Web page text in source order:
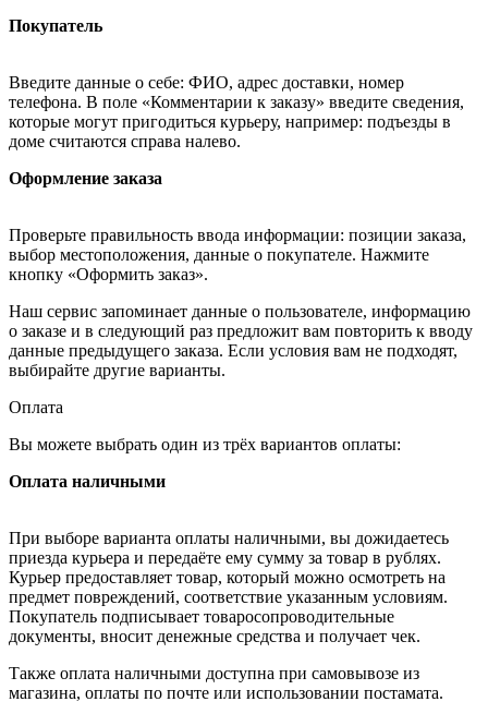
Покупатель
Введите данные о себе: ФИО, адрес доставки, номер
телефона. В поле «Комментарии к заказу» введите сведения,
которые могут пригодиться курьеру, например: подъезды в
доме считаются справа налево.
Оформление заказа
Проверьте правильность ввода информации: позиции заказа,
выбор местоположения, данные о покупателе. Нажмите
кнопку «Оформить заказ».
Наш сервис запоминает данные о пользователе, информацию
о заказе и в следующий раз предложит вам повторить к вводу
данные предыдущего заказа. Если условия вам не подходят,
выбирайте другие варианты.
Оплата
Вы можете выбрать один из трёх вариантов оплаты:
Оплата наличными
При выборе варианта оплаты наличными, вы дожидаетесь
приезда курьера и передаёте ему сумму за товар в рублях.
Курьер предоставляет товар, который можно осмотреть на
предмет повреждений, соответствие указанным условиям.
Покупатель подписывает товаросопроводительные
документы, вносит денежные средства и получает чек.
Также оплата наличными доступна при самовывозе из
магазина, оплаты по почте или использовании постамата.